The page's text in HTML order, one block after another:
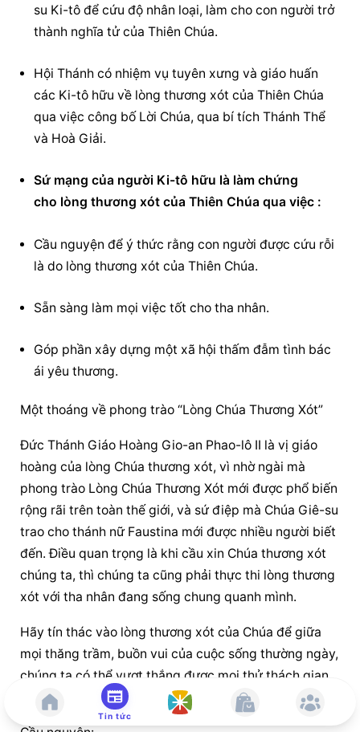
su Ki-tô để cứu độ nhân loại, làm cho con người trở
thành nghĩa tử của Thiên Chúa.
Hội Thánh có nhiệm vụ tuyên xưng và giáo huấn
các Ki-tô hữu về lòng thương xót của Thiên Chúa
qua việc công bố Lời Chúa, qua bí tích Thánh Thể
và Hoà Giải.
Sứ mạng của người Ki-tô hữu là làm chứng
cho lòng thương xót của Thiên Chúa qua việc :
Cầu nguyện để ý thức rằng con người được cứu rỗi
là do lòng thương xót của Thiên Chúa.
Sẵn sàng làm mọi việc tốt cho tha nhân.
Góp phần xây dựng một xã hội thấm đẫm tình bác
ái yêu thương.
Một thoáng về phong trào “Lòng Chúa Thương Xót”
Đức Thánh Giáo Hoàng Gio-an Phao-lô II là vị giáo
hoàng của lòng Chúa thương xót, vì nhờ ngài mà
phong trào Lòng Chúa Thương Xót mới được phổ biến
rộng rãi trên toàn thế giới, và sứ điệp mà Chúa Giê-su
trao cho thánh nữ Faustina mới được nhiều người biết
đến. Điều quan trọng là khi cầu xin Chúa thương xót
chúng ta, thì chúng ta cũng phải thực thi lòng thương
xót với tha nhân đang sống chung quanh mình.
Hãy tín thác vào lòng thương xót của Chúa để giữa
mọi thăng trầm, buồn vui của cuộc sống thường ngày,
chúng ta có thể vượt thắng được mọi thử thách gian
truân...
Tin tức